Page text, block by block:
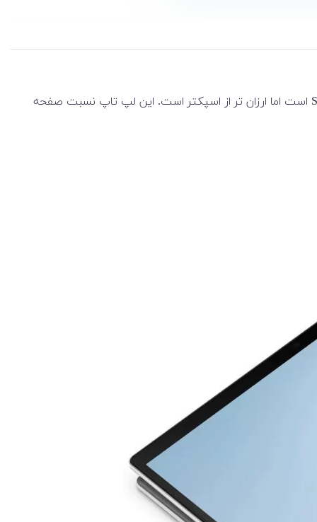
طراحی جدید Envy و لپ تاپ لپ تاپ 2 در 1 HP مدل Envy x360 13-bf0 دارای بسیاری از ویژگی‌های موجود در سری لپ تاپ های Spectre است اما ارزان تر از اسپکتر است. این لپ تاپ نسبت صفحه